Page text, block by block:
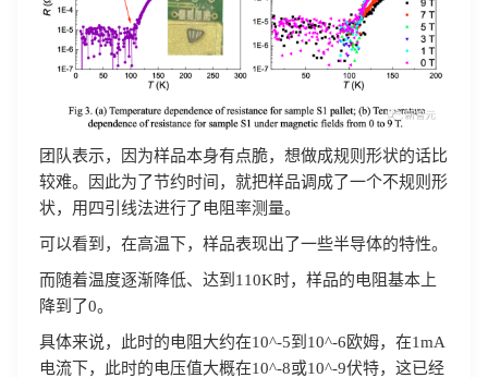
团队表示，因为样品本身有点脆，想做成规则形状的话比
较难。因此为了节约时间，就把样品调成了一个不规则形
状，用四引线法进行了电阻率测量。
可以看到，在高温下，样品表现出了一些半导体的特性。
而随着温度逐渐降低、达到110K时，样品的电阻基本上
降到了0。
具体来说，此时的电阻大约在10^-5到10^-6欧姆，在1mA
电流下，此时的电压值大概在10^-8或10^-9伏特，这已经